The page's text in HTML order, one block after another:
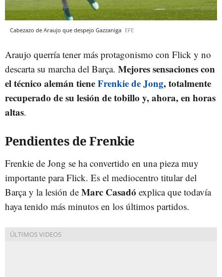
Cabezazo de Araujo que despejo Gazzaniga EFE
Araujo querría tener más protagonismo con Flick y no
descarta su marcha del Barça. Mejores sensaciones con
el técnico alemán tieneFrenkie de Jong, totalmente
recuperado de su lesión de tobillo y, ahora, en horas
altas.
Pendientes de Frenkie
Frenkie de Jong se ha convertido en una pieza muy
importante para Flick. Es el mediocentro titular del
Barça y la lesión de Marc Casadó explica que todavía
haya tenido más minutos en los últimos partidos.